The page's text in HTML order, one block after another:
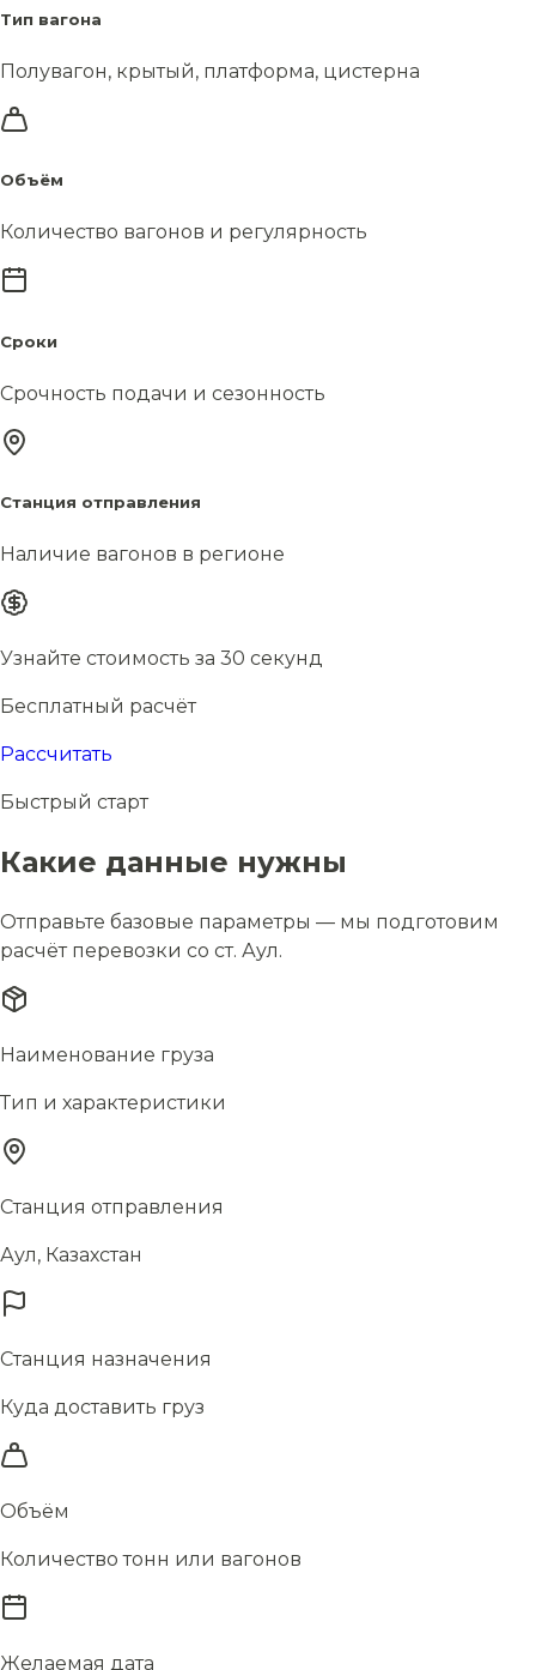
Тип вагона
Полувагон, крытый, платформа, цистерна
Объём
Количество вагонов и регулярность
Сроки
Срочность подачи и сезонность
Станция отправления
Наличие вагонов в регионе
Узнайте стоимость за 30 секунд
Бесплатный расчёт
Рассчитать
Быстрый старт
Какие данные нужны
Отправьте базовые параметры — мы подготовим
расчёт перевозки со ст. Аул.
Наименование груза
Тип и характеристики
Станция отправления
Аул, Казахстан
Станция назначения
Куда доставить груз
Объём
Количество тонн или вагонов
Желаемая дата